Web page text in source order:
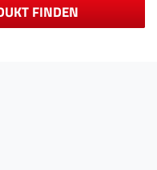
FINDEN